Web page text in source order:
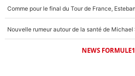
NEWS FORMULE1